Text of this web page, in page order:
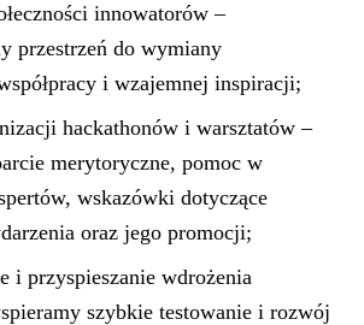
innowatorów –
przestrzeń do wymiany
i wzajemnej inspiracji;
hackathonów i warsztatów –
merytoryczne, pomoc w
wskazówki dotyczące
oraz jego promocji;
i przyspieszanie wdrożenia
szybkie testowanie i rozwój